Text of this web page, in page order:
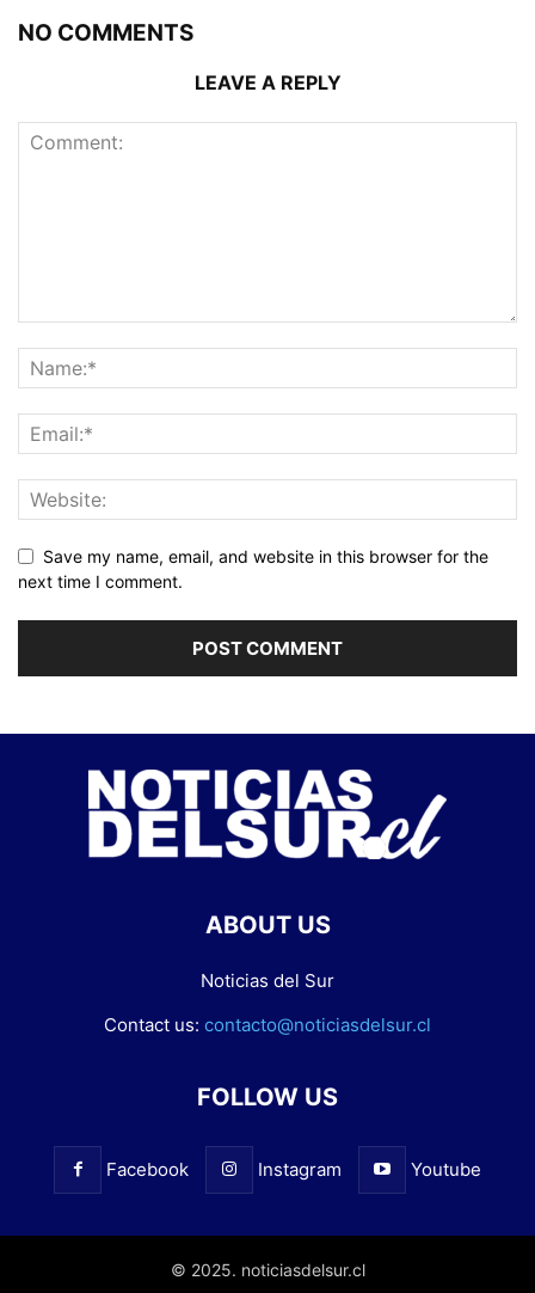
NO COMMENTS
LEAVE A REPLY
Save my name, email, and website in this browser for the
next time I comment.
ABOUT US
Noticias del Sur
Contact us: contacto@noticiasdelsur.cl
FOLLOW US
Facebook Instagram Youtube
© 2025. noticiasdelsur.cl